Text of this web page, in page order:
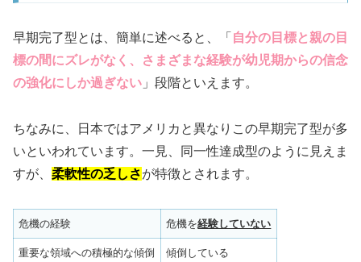
早期完了型とは、簡単に述べると、「 自分の目標と親の目
標の間にズレがなく、さまざまな経験が幼児期からの信念
の強化にしか過ぎない 」段階といえます。
ちなみに、日本ではアメリカと異なりこの早期完了型が多
いといわれています。一見、同一性達成型のように見えま
すが、 柔軟性の乏しさが特徴とされます。
危機の経験 危機を経験していない
重要な領域への積極的な傾倒 傾倒している